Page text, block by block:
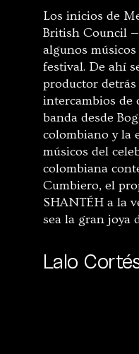
Los inicios de
British Council
algunos
festival. De ahí
productor
intercambios de
banda desde
colombiano y la
músicos del
colombiana
Cumbiero, el
SHANTÉH a la
sea la gran joya
Lalo